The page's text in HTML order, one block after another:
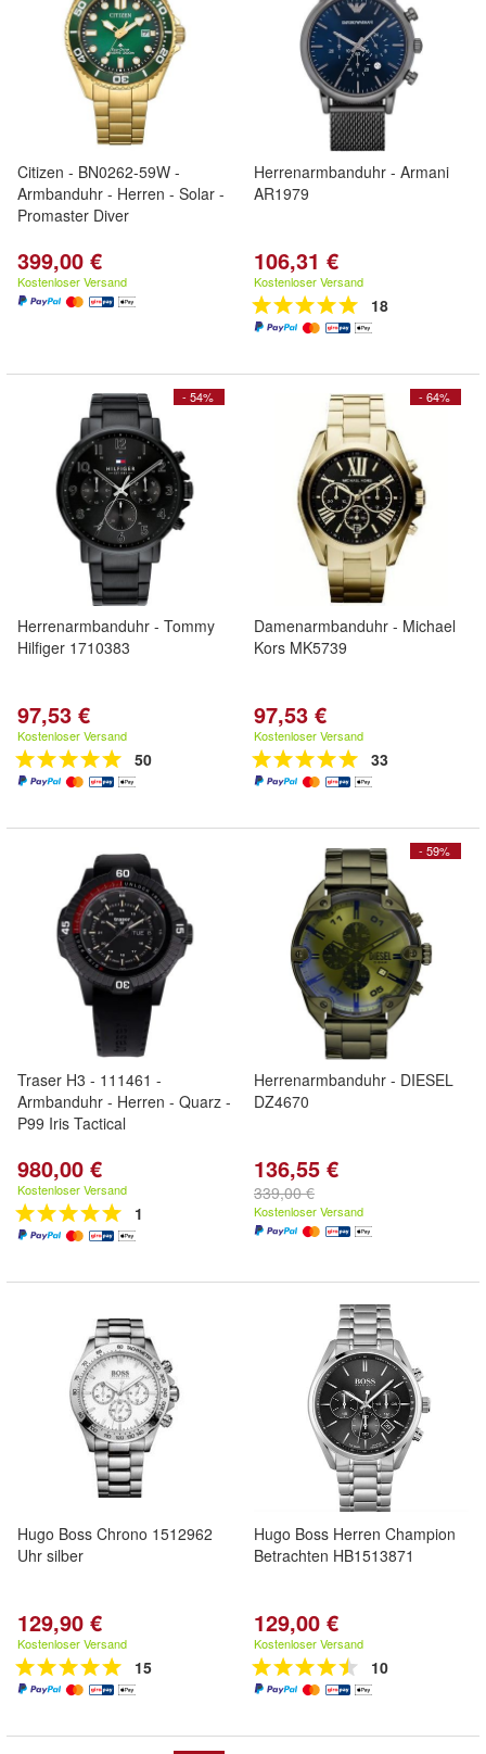
Citizen - BN0262-59W -
Armbanduhr - Herren - Solar -
Promaster Diver
399,00 €
Kostenloser Versand
Herrenarmbanduhr - Armani
AR1979
106,31 €
Kostenloser Versand
18
- 54%
Herrenarmbanduhr - Tommy
Hilfiger 1710383
97,53 €
Kostenloser Versand
50
- 64%
Damenarmbanduhr - Michael
Kors MK5739
97,53 €
Kostenloser Versand
33
Traser H3 - 111461 -
Armbanduhr - Herren - Quarz -
P99 Iris Tactical
980,00 €
Kostenloser Versand
1
- 59%
Herrenarmbanduhr - DIESEL
DZ4670
136,55 €
339,00 €
Kostenloser Versand
Hugo Boss Chrono 1512962
Uhr silber
129,90 €
Kostenloser Versand
15
Hugo Boss Herren Champion
Betrachten HB1513871
129,00 €
Kostenloser Versand
10